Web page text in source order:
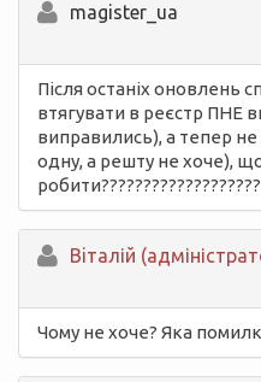
magister_ua
Після останіх оновлень
втягувати в реєстр ПНЕ
виправились), а тепер
одну, а решту не хоче),
робити???????????????????
Вiталій
Чому не хоче? Яка